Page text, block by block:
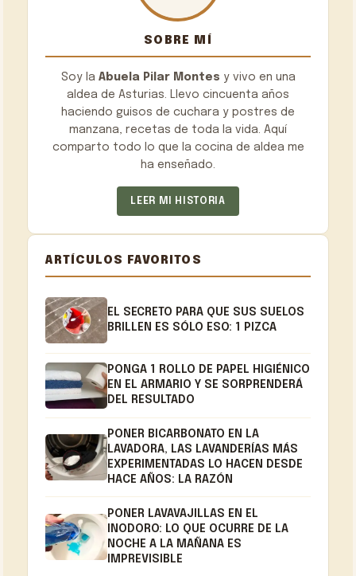
SOBRE MÍ
Soy la Abuela Pilar Montes y vivo en una
aldea de Asturias. Llevo cincuenta años
haciendo guisos de cuchara y postres de
manzana, recetas de toda la vida. Aquí
comparto todo lo que la cocina de aldea me
ha enseñado.
LEER MI HISTORIA
ARTÍCULOS FAVORITOS
EL SECRETO PARA QUE SUS SUELOS
BRILLEN ES SÓLO ESO: 1 PIZCA
PONGA 1 ROLLO DE PAPEL HIGIÉNICO
EN EL ARMARIO Y SE SORPRENDERÁ
DEL RESULTADO
PONER BICARBONATO EN LA
LAVADORA, LAS LAVANDERÍAS MÁS
EXPERIMENTADAS LO HACEN DESDE
HACE AÑOS: LA RAZÓN
PONER LAVAVAJILLAS EN EL
INODORO: LO QUE OCURRE DE LA
NOCHE A LA MAÑANA ES
IMPREVISIBLE